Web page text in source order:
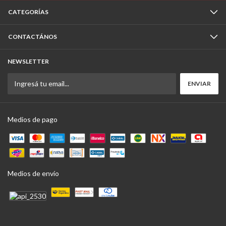
CATEGORÍAS
CONTACTÁNOS
NEWSLETTER
Medios de pago
Medios de envío